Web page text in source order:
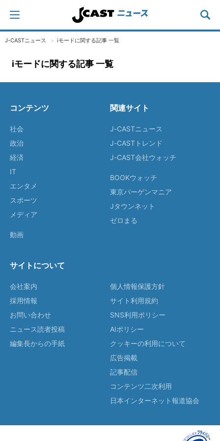
J-CASTニュース iモードに関する記事 一覧
iモードに関する記事 一覧
コンテンツ
社会
政治
経済
IT
エンタメ
スポーツ
メディア
動画
関連サイト
J-CASTニュース
J-CASTトレンド
J-CAST会社ウォッチ
BOOKウォッチ
東京バーゲンマニア
Jタウンネット
ゼロまる
サイトについて
会社案内
採用情報
お問い合わせ
ニュース読者投稿
編集長からの手紙
個人情報保護方針
サイト利用規約
SNS利用ポリシー
AIポリシー
クッキーの利用について
広告掲載
記事配信
コンテンツ二次利用
日本インターネット報道協会